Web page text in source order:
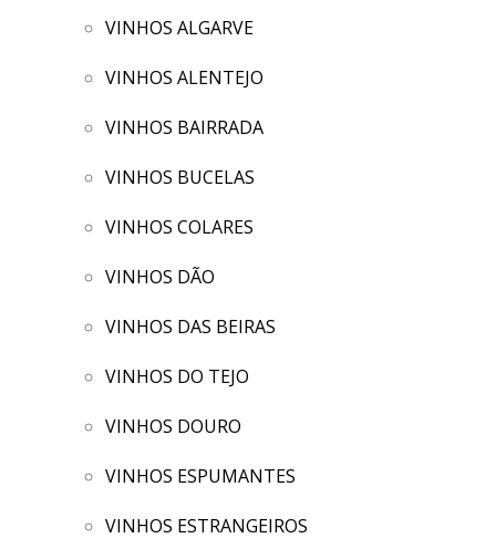
VINHOS ALGARVE
VINHOS ALENTEJO
VINHOS BAIRRADA
VINHOS BUCELAS
VINHOS COLARES
VINHOS DÃO
VINHOS DAS BEIRAS
VINHOS DO TEJO
VINHOS DOURO
VINHOS ESPUMANTES
VINHOS ESTRANGEIROS